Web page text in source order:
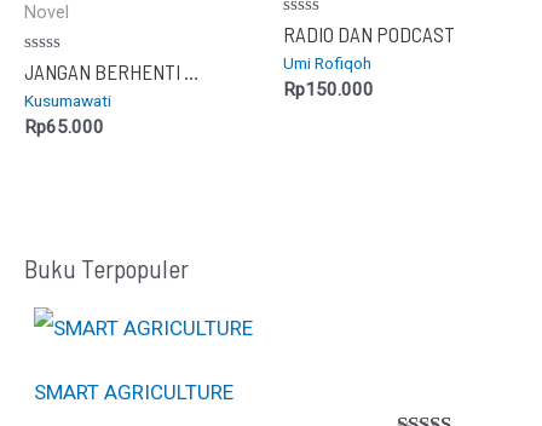
Novel
Dinilai
0
dari
5
Kusumawati
Rp65.000
Dinilai
0
dari
5
RADIO DAN PODCAST
Umi Rofiqoh
Rp150.000
Buku Terpopuler
SMART AGRICULTURE